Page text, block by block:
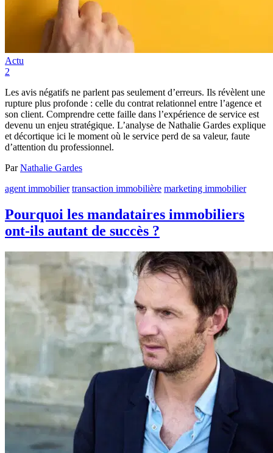
Actu
2
Les avis négatifs ne parlent pas seulement d’erreurs. Ils révèlent une
rupture plus profonde : celle du contrat relationnel entre l’agence et
son client. Comprendre cette faille dans l’expérience de service est
devenu un enjeu stratégique. L’analyse de Nathalie Gardes explique
et décortique ici le moment où le service perd de sa valeur, faute
d’attention du professionnel.
ParNathalie Gardes
agent immobilier transaction immobilière marketing immobilier
Pourquoi les mandataires immobiliers
ont-ils autant de succès ?